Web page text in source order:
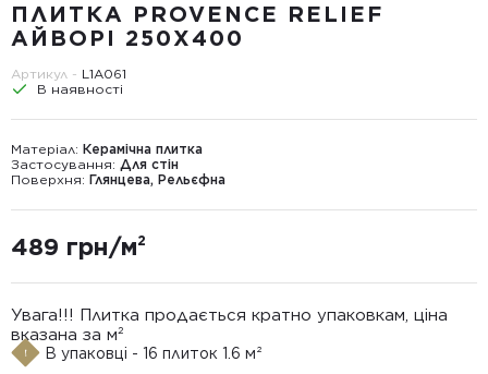
ПЛИТКА PROVENCE RELIEF
АЙВОРІ 250X400
Артикул - L1А061
В наявності
Матеріал: Керамічна плитка
Застосування: Для стін
Поверхня: Глянцева, Рельєфна
489 грн/м²
Увага!!! Плитка продається кратно упаковкам, ціна
вказана за м²
В упаковці - 16 плиток 1.6 м²